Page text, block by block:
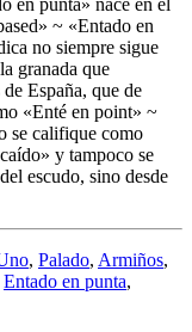
» ~ «Entado en
no siempre sigue
granada que
España, que de
«Enté en point» ~
se califique como
» y tampoco se
escudo, sino desde
, Palado, Armiños,
Entado en punta,